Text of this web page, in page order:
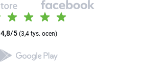
4,8/5(3,4 tys. ocen)